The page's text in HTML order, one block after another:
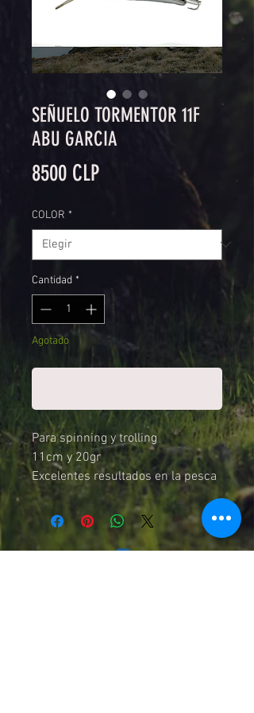
SEÑUELO TORMENTOR 11F
ABU GARCIA
8500 CLPPrecio
COLOR *
Cantidad *
Agotado
Para spinning y trolling
11cm y 20gr
Excelentes resultados en la pesca
del Chinnok